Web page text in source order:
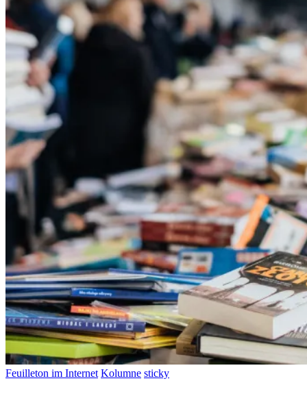
Feuilleton im Internet Kolumne sticky